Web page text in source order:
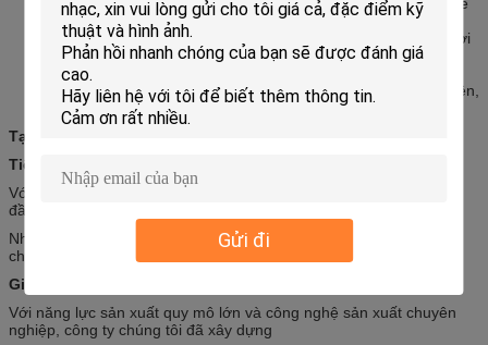
Gửi đi
độ hiển thị.
Hoạt động dễ dàng: các sản phẩm thông qua phần mềm chơi
video phổ biến để tạo thuận lợi cho hoạt động của hệ thống.
Cài đặtvà bảo trì các module hiển thị
Tiết kiệm năng lượng và bảo vệ môi trường, chống tĩnh điện,
chống bụi, tản nhiệt tốt, tiết kiệm chi phí
Tại sao chọn chúng tôi
Tiếp tục chất lượng
Với hơn 9 năm kinh nghiệm trong sản xuất màn hình hiển thị dẫn
đầu, thiết bị được cập nhật thường xuyên.
Nhiều hơn, duy nhất tiêu chuẩn hoá và sản xuất mô-đun đảm bảo
chất lượng sản phẩm của chúng tôi liên tục.
Giá cả cạnh tranh
Với năng lực sản xuất quy mô lớn và công nghệ sản xuất chuyên
nghiệp, công ty chúng tôi đã xây dựng